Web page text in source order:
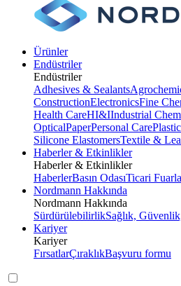
Ürünler
Endüstriler
Endüstriler
Adhesives & Sealants
ConstructionElectronicsFine
Health CareHI&IIndustrial
OpticalPaperPersonal Care
Silicone ElastomersTextile &
Haberler & Etkinlikler
Haberler & Etkinlikler
HaberlerBasın OdasıTicari
Nordmann Hakkında
Nordmann Hakkında
SürdürülebilirlikSağlık,
Kariyer
Kariyer
FırsatlarÇıraklıkBaşvuru formu